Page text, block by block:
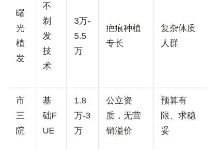
曙
光
植
发
不
剃
发
技
术
3万-
5.5
万
疤痕种植
专长
复杂体质
人群
市
三
院
基
础F
UE
1.8
万-3
万
公立资
质，无营
销溢价
预算有
限、求稳
妥